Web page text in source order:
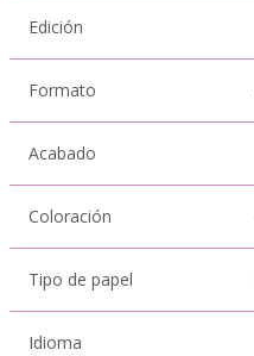
Edición
Formato
Acabado
Coloración
Tipo de papel
Idioma